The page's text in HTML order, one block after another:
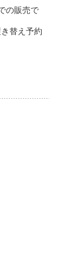
の販売で
替え予約